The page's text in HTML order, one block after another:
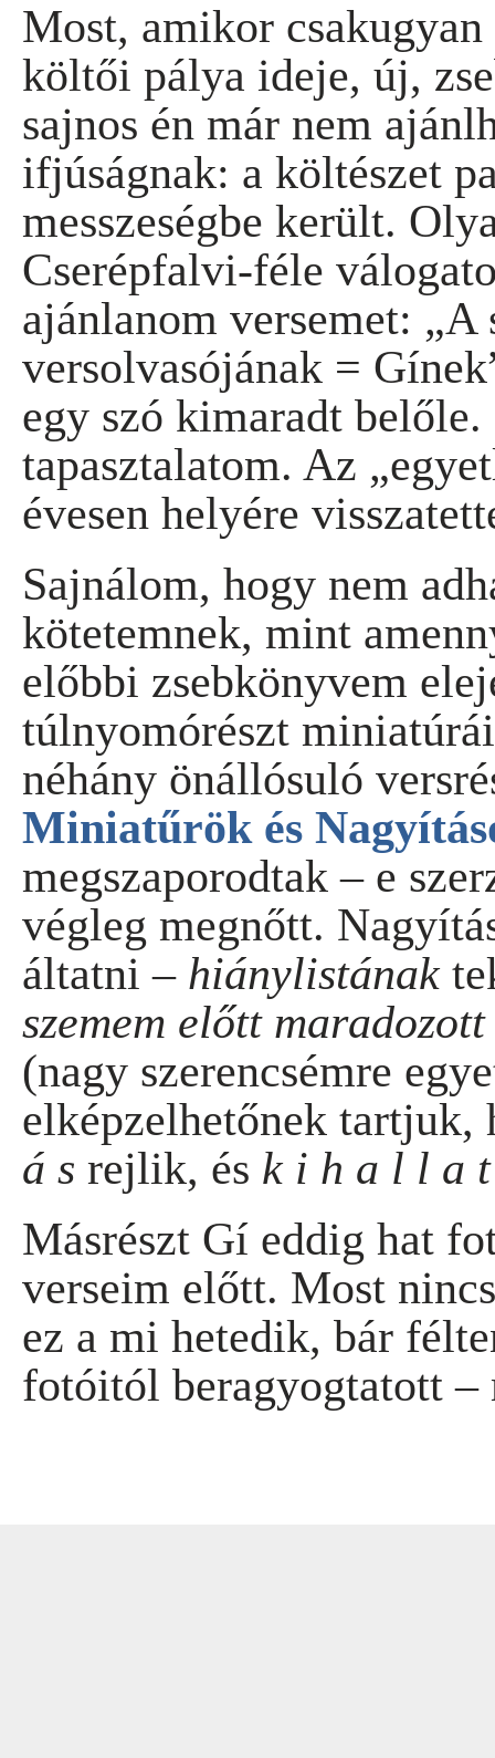
Most, amikor
költői pálya ideje, új,
sajnos én már nem
ifjúságnak: a költészet
messzeségbe került.
Cserépfalvi-féle
ajánlanom versemet:
versolvasójának =
egy szó kimaradt
tapasztalatom. Az
évesen helyére
Sajnálom, hogy nem
kötetemnek, mint
előbbi zsebkönyvem
túlnyomórészt
néhány önállósuló
Miniatűrök és
megszaporodtak – e
végleg megnőtt.
áltatni – hiánylistának
szemem előtt
(nagy szerencsémre
elképzelhetőnek
á s rejlik, és k i h a l l a
Másrészt Gí eddig hat
verseim előtt. Most
ez a mi hetedik, bár
fotóitól beragyogtatott